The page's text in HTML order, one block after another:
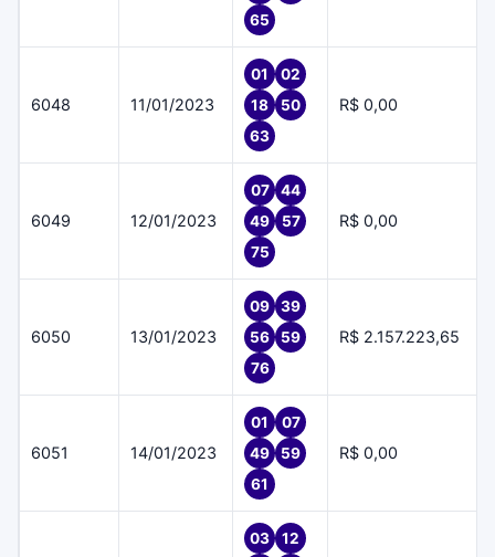
65
6048 11/01/2023
01
02
18
50
63
R$ 0,00
6049 12/01/2023
07
44
49
57
75
R$ 0,00
6050 13/01/2023
09
39
56
59
76
R$ 2.157.223,65
6051 14/01/2023
01
07
49
59
61
R$ 0,00
03
12